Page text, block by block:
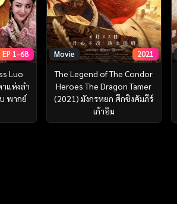
EP 1-68
Luo
แห่งลำ
พากย์
Movie 2021
The Legend of The Condor
Heroes The Dragon Tamer
(2021) มังกรหยก ศึกชิงคัมภีร์
เก้าอิม